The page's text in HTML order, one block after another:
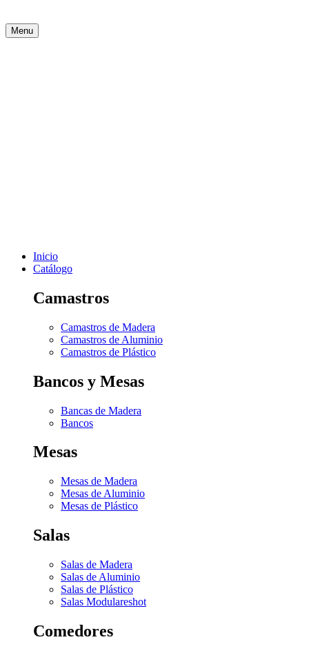
Menu
Inicio
Catálogo
Camastros
Camastros de Madera
Camastros de Aluminio
Camastros de Plástico
Bancos y Mesas
Bancas de Madera
Bancos
Mesas
Mesas de Madera
Mesas de Aluminio
Mesas de Plástico
Salas
Salas de Madera
Salas de Aluminio
Salas de Plástico
Salas Modulareshot
Comedores